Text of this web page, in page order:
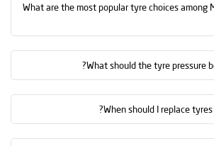
What are the most popular tyre choices among
What should the tyre pressure
When should I replace tyres